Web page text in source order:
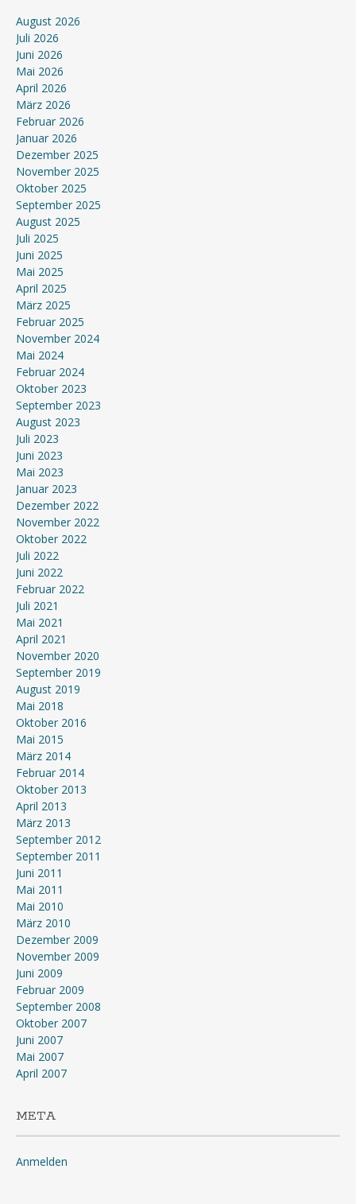
August 2026
Juli 2026
Juni 2026
Mai 2026
April 2026
März 2026
Februar 2026
Januar 2026
Dezember 2025
November 2025
Oktober 2025
September 2025
August 2025
Juli 2025
Juni 2025
Mai 2025
April 2025
März 2025
Februar 2025
November 2024
Mai 2024
Februar 2024
Oktober 2023
September 2023
August 2023
Juli 2023
Juni 2023
Mai 2023
Januar 2023
Dezember 2022
November 2022
Oktober 2022
Juli 2022
Juni 2022
Februar 2022
Juli 2021
Mai 2021
April 2021
November 2020
September 2019
August 2019
Mai 2018
Oktober 2016
Mai 2015
März 2014
Februar 2014
Oktober 2013
April 2013
März 2013
September 2012
September 2011
Juni 2011
Mai 2011
Mai 2010
März 2010
Dezember 2009
November 2009
Juni 2009
Februar 2009
September 2008
Oktober 2007
Juni 2007
Mai 2007
April 2007
META
Anmelden